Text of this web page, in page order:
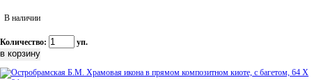
В наличии
Количество: уп.